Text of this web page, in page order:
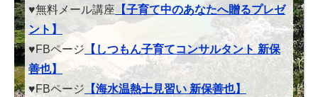
♥無料メール講座 【子育て中のあなたへ贈るプレゼ
ント】
♥FBページ 【しつもん子育てコンサルタント 新保
善也】
♥FBページ 【海水温熱士見習い 新保善也】